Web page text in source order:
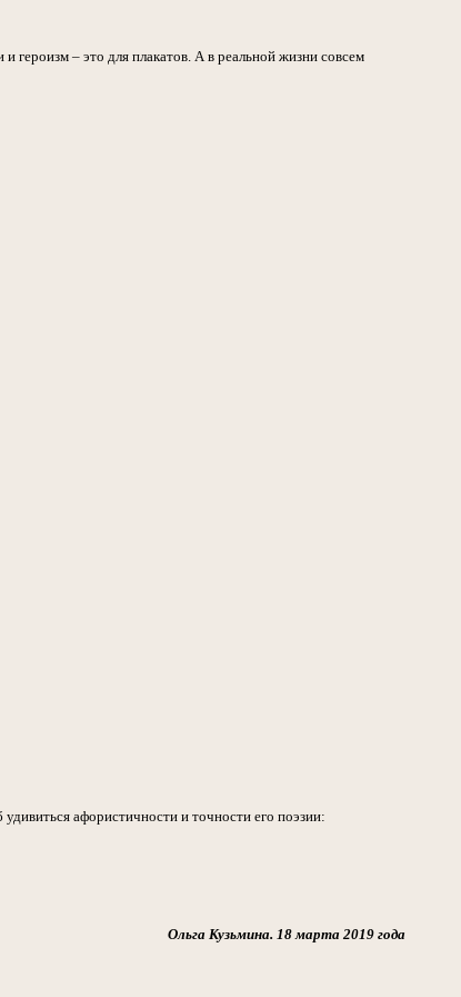
героизм – это для плакатов. А в реальной жизни совсем
афористичности и точности его поэзии:
Ольга Кузьмина. 18 марта 2019 года